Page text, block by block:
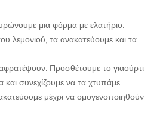
μια φόρμα με ελατήριο.
λεμονιού, τα ανακατεύουμε και τα
Προσθέτουμε το γιαούρτι,
συνεχίζουμε να τα χτυπάμε.
μέχρι να ομογενοποιηθούν